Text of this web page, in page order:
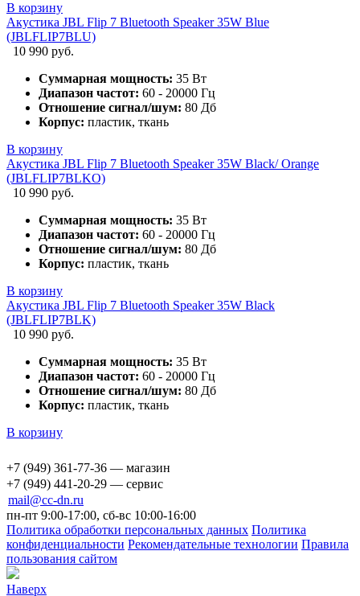
В корзину
Акустика JBL Flip 7 Bluetooth Speaker 35W Blue
(JBLFLIP7BLU)
10 990 руб.
Суммарная мощность: 35 Вт
Диапазон частот: 60 - 20000 Гц
Отношение сигнал/шум: 80 Дб
Корпус: пластик, ткань
В корзину
Акустика JBL Flip 7 Bluetooth Speaker 35W Black/ Orange
(JBLFLIP7BLKO)
10 990 руб.
Суммарная мощность: 35 Вт
Диапазон частот: 60 - 20000 Гц
Отношение сигнал/шум: 80 Дб
Корпус: пластик, ткань
В корзину
Акустика JBL Flip 7 Bluetooth Speaker 35W Black
(JBLFLIP7BLK)
10 990 руб.
Суммарная мощность: 35 Вт
Диапазон частот: 60 - 20000 Гц
Отношение сигнал/шум: 80 Дб
Корпус: пластик, ткань
В корзину
+7 (949) 361-77-36 — магазин
+7 (949) 441-20-29 — сервис
mail@cc-dn.ru
пн-пт 9:00-17:00, сб-вс 10:00-16:00
Политика обработки персональных данных Политика
конфиденциальности Рекомендательные технологии Правила
пользования сайтом
Наверх